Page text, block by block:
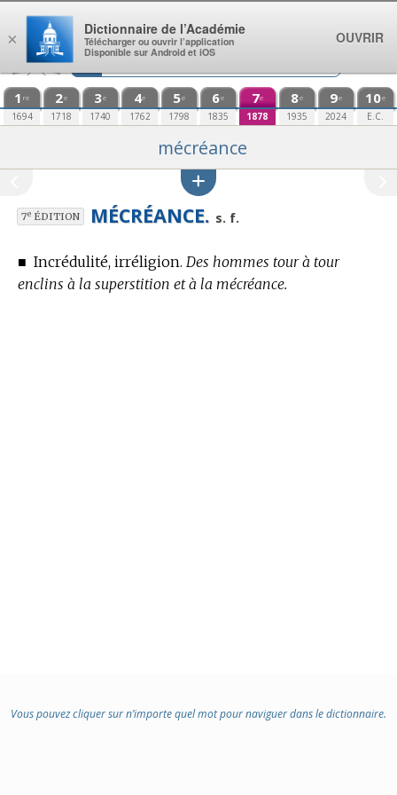
Aller au contenu
1 re
1694
2e
1718
3e
1740
4e
1762
5e
1798
6e
1835
7e
1878
8e
1935
9e
2024
10e
E.C.
mécréance
7eÉDITION MÉCRÉANCE. s. f.
■ Incrédulité, irréligion. Des hommes tour à tour
enclins à la superstition et à la mécréance.
Vous pouvez cliquer sur n’importe quel mot pour naviguer dans le dictionnaire.
×
Dictionnaire de l’Académie
Télécharger ou ouvrir l’application
Disponible sur Android et iOS
OUVRIR